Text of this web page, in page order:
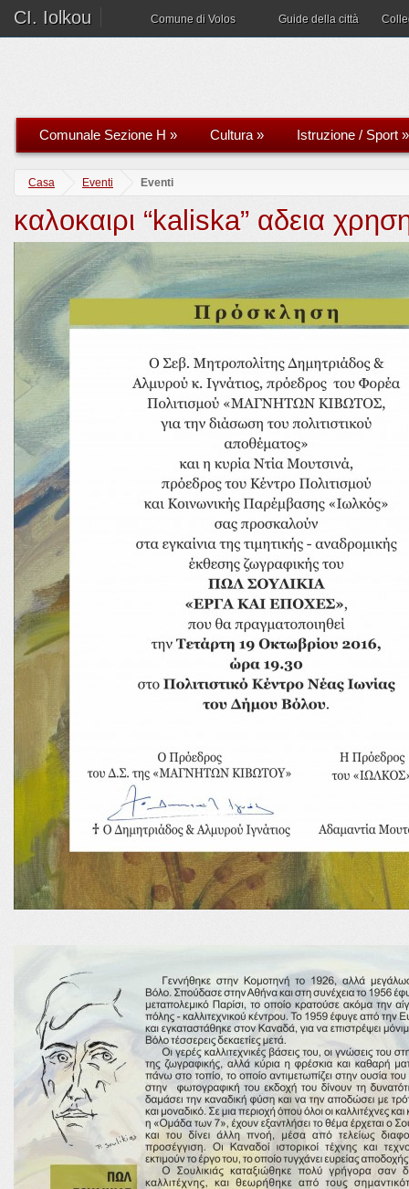
CI. Iolkou Comune di Volos Guide della città
Comunale Sezione H » Cultura» Istruzione / Sport »
Casa Eventi Eventi
καλοκαιρι “kaliska” αδεια